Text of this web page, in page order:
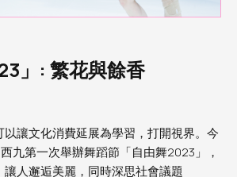
」: 繁花與餘香
讓文化消費延展為學習，打開視界。今
九第一次舉辦舞蹈節「自由舞2023」，
人邂逅美麗，同時深思社會議題